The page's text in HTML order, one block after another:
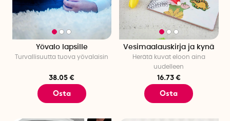
Yövalo lapsille
Turvallisuutta tuova yövalaisin
38.05 €
Osta
Vesimaalauskirja ja kynä
Herätä kuvat eloon aina
uudelleen
16.73 €
Osta